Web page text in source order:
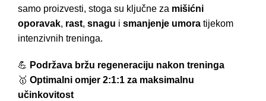
samo proizvesti, stoga su ključne za mišićni
oporavak, rast, snagu i smanjenje umora tijekom
intenzivnih treninga.
💪 Podržava bržu regeneraciju nakon treninga
🥇 Optimalni omjer 2:1:1 za maksimalnu
učinkovitost